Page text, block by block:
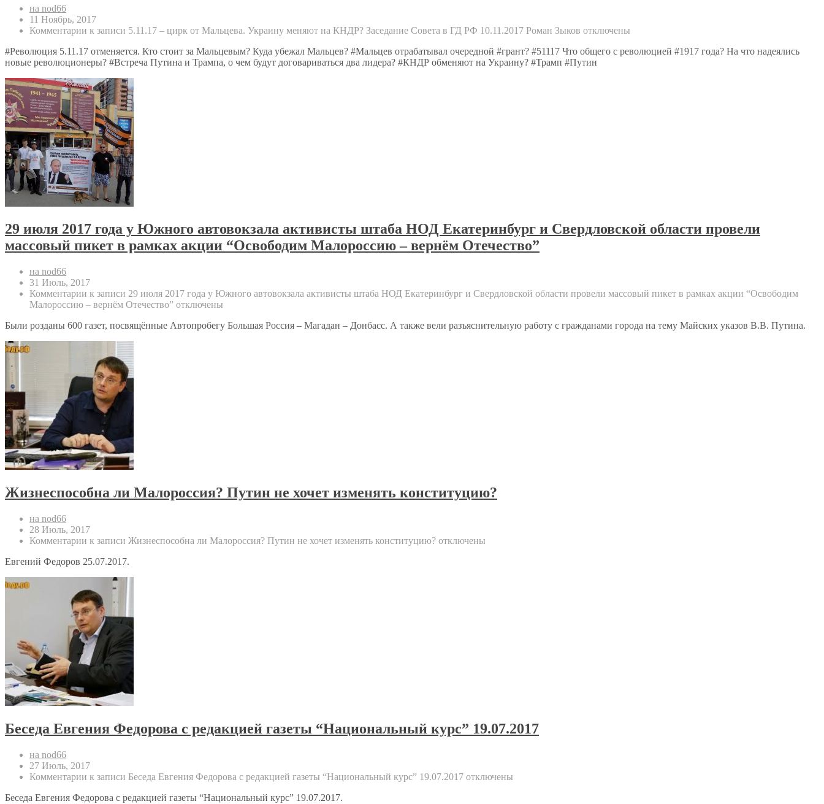
на nod66
11 Ноябрь, 2017
Комментарии к записи 5.11.17 – цирк от Мальцева. Украину меняют на КНДР? Заседание Совета в ГД РФ 10.11.2017 Роман Зыков отключены
#Революция 5.11.17 отменяется. Кто стоит за Мальцевым? Куда убежал Мальцев? #Мальцев отрабатывал очередной #грант? #51117 Что общего с революцией #1917 года? На что надеялись
новые революционеры? #Встреча Путина и Трампа, о чем будут договариваться два лидера? #КНДР обменяют на Украину? #Трамп #Путин
29 июля 2017 года у Южного автовокзала активисты штаба НОД Екатеринбург и Свердловской области провели
массовый пикет в рамках акции “Освободим Малороссию – вернём Отечество”
на nod66
31 Июль, 2017
Комментарии к записи 29 июля 2017 года у Южного автовокзала активисты штаба НОД Екатеринбург и Свердловской области провели массовый пикет в рамках акции “Освободим
Малороссию – вернём Отечество” отключены
Были розданы 600 газет, посвящённые Автопробегу Большая Россия – Магадан – Донбасс. А также вели разъяснительную работу с гражданами города на тему Майских указов В.В. Путина.
Жизнеспособна ли Малороссия? Путин не хочет изменять конституцию?
на nod66
28 Июль, 2017
Комментарии к записи Жизнеспособна ли Малороссия? Путин не хочет изменять конституцию? отключены
Евгений Федоров 25.07.2017.
Беседа Евгения Федорова с редакцией газеты “Национальный курс” 19.07.2017
на nod66
27 Июль, 2017
Комментарии к записи Беседа Евгения Федорова с редакцией газеты “Национальный курс” 19.07.2017 отключены
Беседа Евгения Федорова с редакцией газеты “Национальный курс” 19.07.2017.